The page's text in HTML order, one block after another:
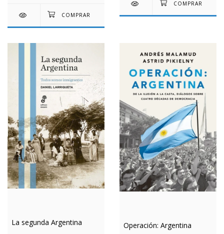
La segunda Argentina Operación: Argentina